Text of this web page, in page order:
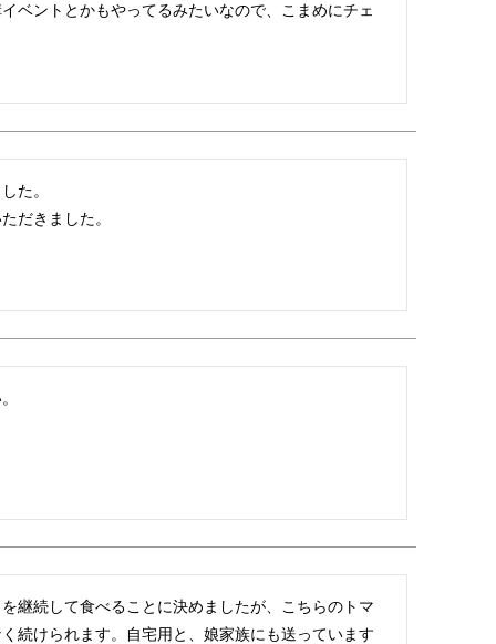
ベントとかもやってるみたいなので、こまめにチェ
た。
だきました。
継続して食べることに決めましたが、こちらのトマ
続けられます。自宅用と、娘家族にも送っています